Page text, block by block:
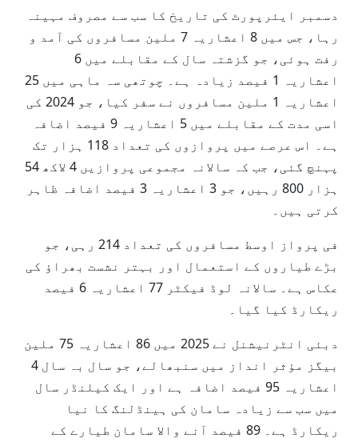
دسمبر ایئرپورٹ کی تاریخ کا سب سے مصروف مہینہ
رہا، جس میں 8 اعشاریہ 7 ملین مسافروں کی آمد و
رفت ہوئی، جو گزشتہ سال کے مقابلے میں 6
اعشاریہ 1 فیصد زیادہ ہے۔ چوتھی سہ ماہی میں 25
اعشاریہ 1 ملین مسافروں نے سفر کیا، جو 2024 کی
اسی مدت کے مقابلے میں 5 اعشاریہ 9 فیصد اضافہ
ہے۔ اس عرصے میں پروازوں کی تعداد 118 ہزار تک
پہنچ گئی، جب کہ سالانہ مجموعی پروازیں 4 لاکھ 54
ہزار 800 رہیں، جو 3 اعشاریہ 3 فیصد اضافہ ظاہر
کرتی ہیں۔
فی پرواز اوسط مسافروں کی تعداد 214 رہی، جو
بڑے طیاروں کے استعمال اور بہتر نشست بھراؤ کی
عکاس ہے۔ سالانہ لوڈ فیکٹر 77 اعشاریہ 6 فیصد
ریکارڈ کیا گیا۔
دبئی انٹرنیشنل نے 2025 میں 86 اعشاریہ 75 ملین
بیگز مؤثر انداز میں سنبھالے، جو سال بہ سال 4
اعشاریہ 95 فیصد اضافہ ہے اور ایک کیلنڈر سال
میں سب سے زیادہ سامان کی ہینڈلنگ کا نیا
ریکارڈ ہے۔ 89 فیصد آنے والا سامان طیارے کے